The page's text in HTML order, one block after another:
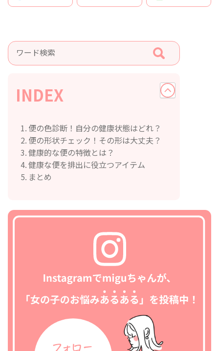
INDEX
便の色診断！自分の健康状態はどれ？
便の形状チェック！その形は大丈夫？
健康的な便の特徴とは？
健康な便を排出に役立つアイテム
まとめ